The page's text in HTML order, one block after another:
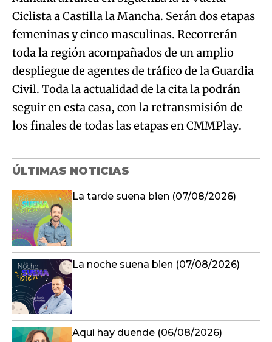
Ciclista a Castilla la Mancha. Serán dos etapas
femeninas y cinco masculinas. Recorrerán
toda la región acompañados de un amplio
despliegue de agentes de tráfico de la Guardia
Civil. Toda la actualidad de la cita la podrán
seguir en esta casa, con la retransmisión de
los finales de todas las etapas en CMMPlay.
ÚLTIMAS NOTICIAS
La tarde suena bien (07/08/2026)
La noche suena bien (07/08/2026)
Aquí hay duende (06/08/2026)